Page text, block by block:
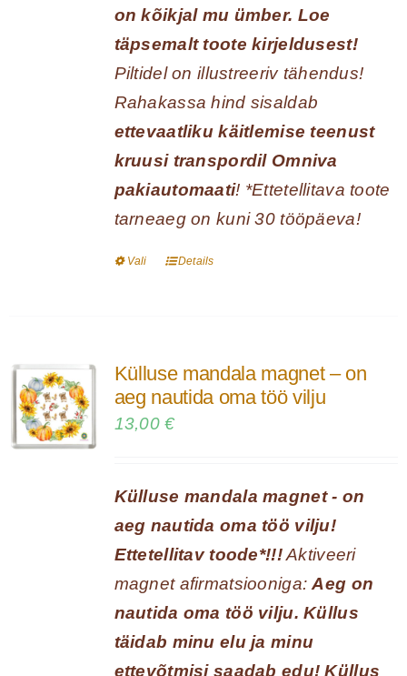
on kõikjal mu ümber. Loe
täpsemalt toote kirjeldusest!
Piltidel on illustreeriv tähendus!
Rahakassa hind sisaldab
ettevaatliku käitlemise teenust
kruusi transpordil Omniva
pakiautomaati! *Ettetellitava toote
tarneaeg on kuni 30 tööpäeva!
Vali
Sellel
varianti.
tootelehel.
Details
Külluse mandala magnet – on
aeg nautida oma töö vilju
13,00€
Külluse mandala magnet - on
aeg nautida oma töö vilju!
Ettetellitav toode*!!!Aktiveeri
magnet afirmatsiooniga:Aeg on
nautida oma töö vilju. Küllus
täidab minu elu ja minu
ettevõtmisi saadab edu! Küllus